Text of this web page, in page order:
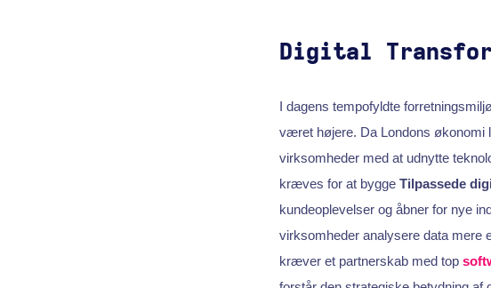
Digital
I dagens tempofyldte
været højere. Da Londons økonomi
virksomheder med at udnytte
kræves for at bygge Tilpassede
kundeoplevelser og åbner for nye
virksomheder analysere data mere
kræver et partnerskab med top